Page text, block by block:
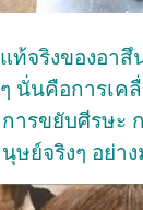
ท้จริงของอา
นั่นคือการเค
ารขยับศีรษะ
ษย์จริงๆ อย่าง